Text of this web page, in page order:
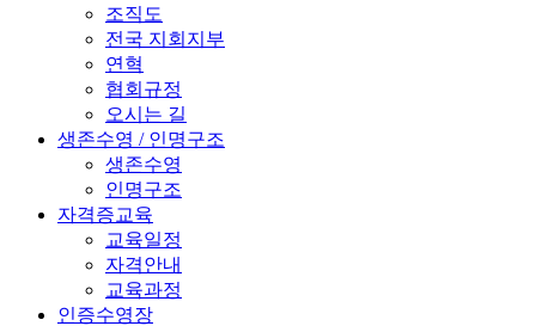
조직도
전국 지회지부
연혁
협회규정
오시는 길
생존수영 / 인명구조
생존수영
인명구조
자격증교육
교육일정
자격안내
교육과정
인증수영장